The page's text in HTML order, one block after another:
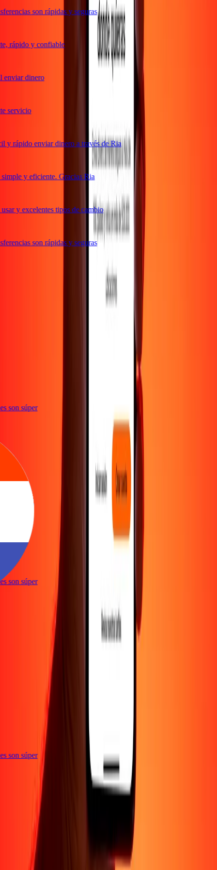
son rápidas y seguras
rápido y confiable
dinero
servicio
rápido enviar dinero a través de Ria
y eficiente. Gracias Ria
y excelentes tipos de cambio
son rápidas y seguras
son súper
son súper
son súper
Blog Corporativo
Política de privacidad
Aviso de cookiesTérminos y